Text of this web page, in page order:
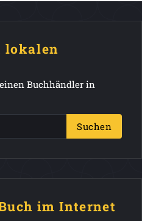
lokalen
Buchhändler in
Suchen
im Internet